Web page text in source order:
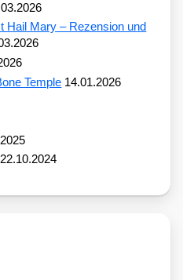
Hail Mary – Rezension und
Temple 14.01.2026
22.10.2024